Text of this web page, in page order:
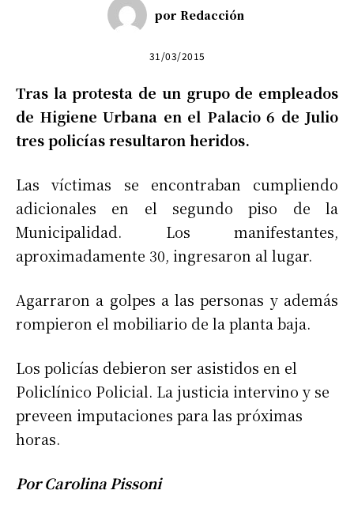
por Redacción
31/03/2015
Tras la protesta de un grupo de empleados
de Higiene Urbana en el Palacio 6 de Julio
tres policías resultaron heridos.
Las víctimas se encontraban cumpliendo
adicionales en el segundo piso de la
Municipalidad. Los manifestantes,
aproximadamente 30, ingresaron al lugar.
Agarraron a golpes a las personas y además
rompieron el mobiliario de la planta baja.
Los policías debieron ser asistidos en el
Policlínico Policial. La justicia intervino y se
preveen imputaciones para las próximas
horas.
Por Carolina Pissoni